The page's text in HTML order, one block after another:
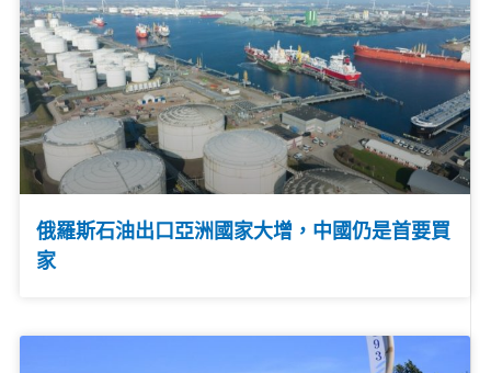
俄羅斯石油出口亞洲國家大增，中國仍是首要買
家